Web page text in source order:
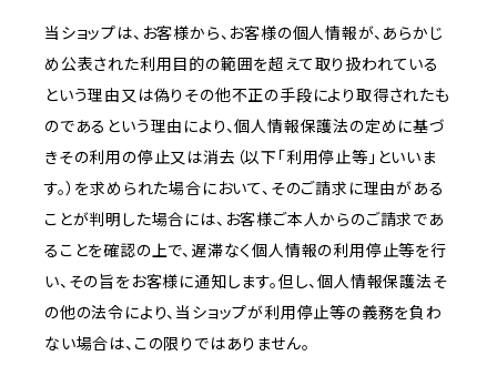
当ショップは、お客様から、お客様の個人情報が、あらかじ
め公表された利用目的の範囲を超えて取り扱われている
という理由又は偽りその他不正の手段により取得されたも
のであるという理由により、個人情報保護法の定めに基づ
きその利用の停止又は消去（以下「利用停止等」といいま
す。）を求められた場合において、そのご請求に理由がある
ことが判明した場合には、お客様ご本人からのご請求であ
ることを確認の上で、遅滞なく個人情報の利用停止等を行
い、その旨をお客様に通知します。但し、個人情報保護法そ
の他の法令により、当ショップが利用停止等の義務を負わ
ない場合は、この限りではありません。